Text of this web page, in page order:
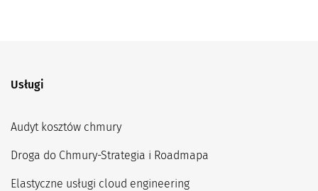
Usługi
Audyt kosztów chmury
Droga do Chmury-Strategia i Roadmapa
Elastyczne usługi cloud engineering